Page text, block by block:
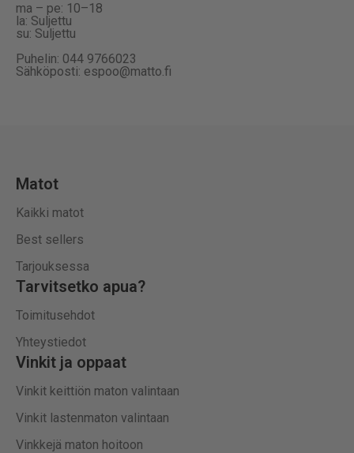
ma – pe: 10–18
la: Suljettu
su: Suljettu
Puhelin: 044 9766023
Sähköposti: espoo@matto.fi
Matot
Kaikki matot
Best sellers
Tarjouksessa
Tarvitsetko apua?
Toimitusehdot
Yhteystiedot
Vinkit ja oppaat
Vinkit keittiön maton valintaan
Vinkit lastenmaton valintaan
Vinkkejä maton hoitoon